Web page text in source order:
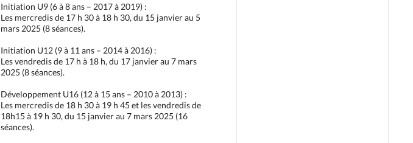
Initiation U9 (6 à 8 ans – 2017 à 2019) :
Les mercredis de 17 h 30 à 18 h 30, du 15 janvier au 5
mars 2025 (8 séances).
Initiation U12 (9 à 11 ans – 2014 à 2016) :
Les vendredis de 17 h à 18 h, du 17 janvier au 7 mars
2025 (8 séances).
Développement U16 (12 à 15 ans – 2010 à 2013) :
Les mercredis de 18 h 30 à 19 h 45 et les vendredis de
18h15 à 19 h 30, du 15 janvier au 7 mars 2025 (16
séances).